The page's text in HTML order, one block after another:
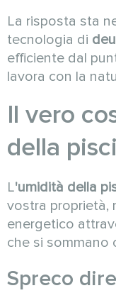
La risposta sta
tecnologia di
efficiente dal
lavora con la
Il vero
della
L'umidità della
vostra proprietà,
energetico
che si sommano
Spreco